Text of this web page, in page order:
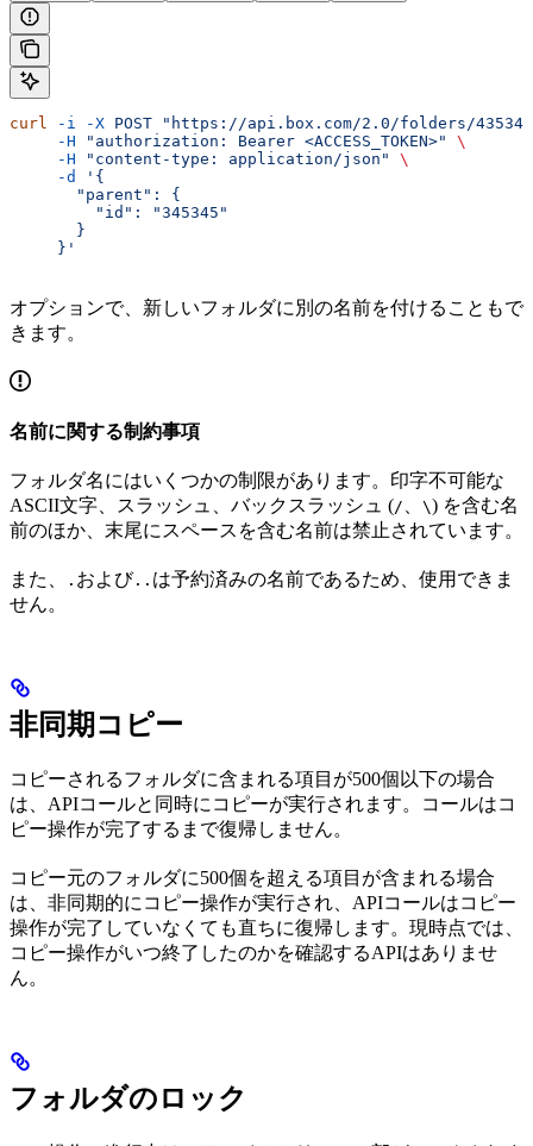
curl -i -X POST "https://api.box.com/2.0/folders/
     -H
"authorization: Bearer <ACCESS_TOKEN>"
\
     -H
"content-type: application/json"
\
     -d
'{
       "parent": {
         "id": "345345"
       }
     }'
オプションで、新しいフォルダに別の名前を付けることもで
きます。
名前に関する制約事項
フォルダ名にはいくつかの制限があります。印字不可能な
ASCII文字、スラッシュ、バックスラッシュ (/ \) を含む名
前のほか、末尾にスペースを含む名前は禁止されています。
また、 . および .. は予約済みの名前であるため、使用できま
せん。
非同期コピー
コピーされるフォルダに含まれる項目が500個以下の場合
は、APIコールと同時にコピーが実行されます。コールはコ
ピー操作が完了するまで復帰しません。
コピー元のフォルダに500個を超える項目が含まれる場合
は、非同期的にコピー操作が実行され、APIコールはコピー
操作が完了していなくても直ちに復帰します。現時点では、
コピー操作がいつ終了したのかを確認するAPIはありませ
ん。
フォルダのロック